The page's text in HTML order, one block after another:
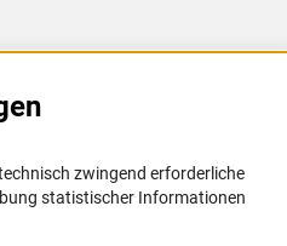
zwingend erforderliche
statistischer Informationen